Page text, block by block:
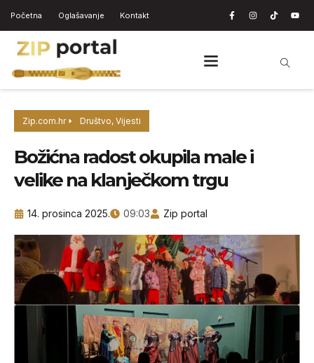
Početna Oglašavanje Kontakt
Zip.com.hr Društvo, Vijesti
Božićna radost okupila male i
velike na klanječkom trgu
14. prosinca 2025. 09:03 Zip portal